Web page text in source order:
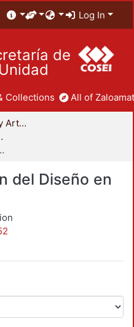
Log In
de
Unidad
Collections All of
División de Ciencias y Artes para el Diseño
en el Tiempo
en el Tiempo
del Diseño en